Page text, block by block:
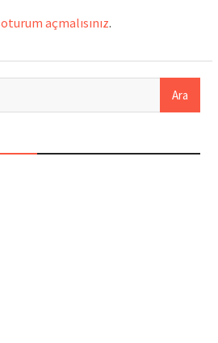
oturum açmalısınız.